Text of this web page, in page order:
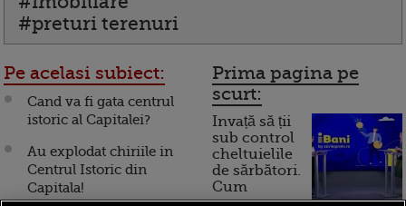
#preturi terenuri
Pe acelasi subiect:
Cand va fi gata centrul
istoric al Capitalei?
Au explodat chiriile in
Centrul Istoric din
Capitala!
Prima pagina pe
scurt:
Invață să ții
sub control
cheltuielile
de sărbători.
Cum